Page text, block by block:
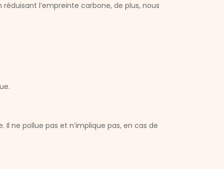
l’empreinte carbone, de plus, nous
ne pollue pas et n’implique pas, en cas de